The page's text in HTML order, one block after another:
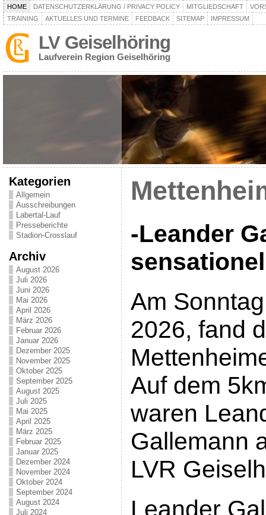
HOME DATENSCHUTZERKLÄRUNG / PRIVACY POLICY MITGLIEDSCHAFT
TRAINING
AKTUELLES UND TERMINE FEEDBACK SITEMAP IMPRESSUM
LV Geiselhöring
Laufverein Region Geiselhöring
Kategorien
Allgemein
Ausschreibungen
Labertal-Lauf
Presseberichte
Stadion-Crosslauf
Archiv
August 2026
Juli 2026
Juni 2026
Mai 2026
April 2026
März 2026
Februar 2026
Januar 2026
Dezember 2025
November 2025
Oktober 2025
September 2025
August 2025
Juli 2025
Mai 2025
April 2025
März 2025
Februar 2025
Januar 2025
Dezember 2024
November 2024
Oktober 2024
September 2024
August 2024
Juli 2024
-Leander
Am
2026, fand
Auf dem
waren
Gallemann
LVR
Leander